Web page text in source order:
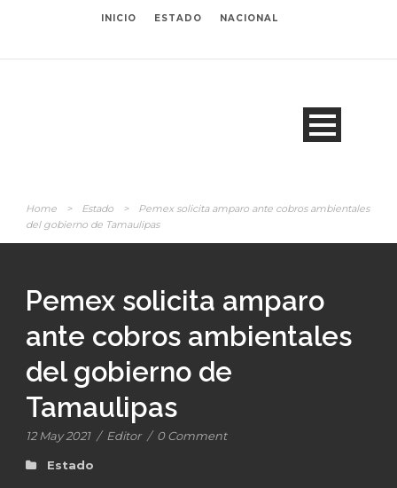
INICIO ESTADO NACIONAL
Home > Estado >
Pemex solicita amparo ante cobros ambientales
del gobierno de Tamaulipas
Pemex solicita amparo
ante cobros ambientales
del gobierno de
Tamaulipas
12 May 2021 / Editor / 0 Comment
Estado